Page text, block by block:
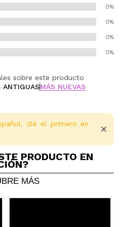
fuera del alcance de
0%
0%
0%
0%
sobre este producto
ANTIGUASMÁS NUEVAS
¡Sé el primero en
PRODUCTO EN
MÁS